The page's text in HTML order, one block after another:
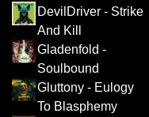
DevilDriver - Strike
And Kill
Gladenfold -
Soulbound
Gluttony - Eulogy
To Blasphemy